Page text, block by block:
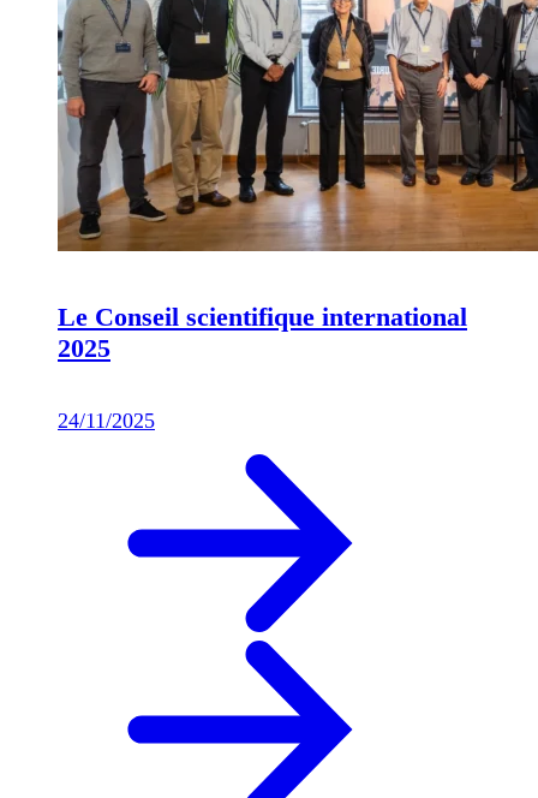
Le Conseil scientifique international
2025
24/11/2025